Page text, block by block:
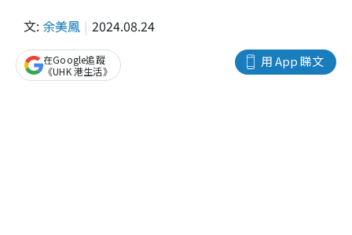
文: 余美鳳 2024.08.24
用 App 睇文
在Google追蹤
《UHK 港生活》